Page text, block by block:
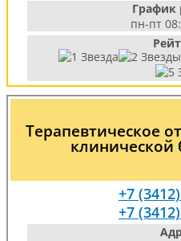
График
пн-пт
Терапевтическое
+7
+7